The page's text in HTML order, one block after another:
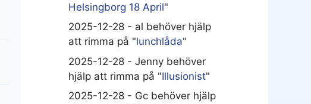
Helsingborg 18 April"
2025-12-28 - al behöver hjälp
att rimma på "lunchlåda"
2025-12-28 - Jenny behöver
hjälp att rimma på "Illusionist"
2025-12-28 - Gc behöver hjälp